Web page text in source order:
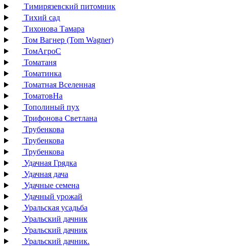
Тимирязевский питомник
Тихий сад
Тихонова Тамара
Том Вагнер (Tom Wagner)
ТомАгроС
Томатаня
Томатинка
Томатная Вселенная
ТоматовНа
Тополиный пух
Трифонова Светлана
Трубенкова
Трубенкова
Трубенкова
Удачная Грядка
Удачная дача
Удачные семена
Удачный урожай
Уральская усадьба
Уральский дачник
Уральский дачник
Уральский дачник.